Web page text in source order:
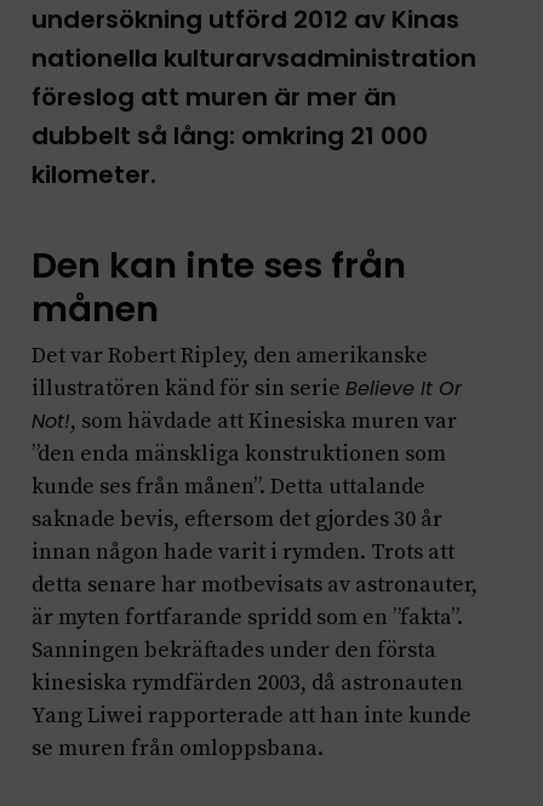
undersökning utförd 2012 av Kinas
nationella kulturarvsadministration
föreslog att muren är mer än
dubbelt så lång: omkring 21 000
kilometer.
Den kan inte ses från
månen
Det var Robert Ripley, den amerikanske
illustratören känd för sin serie Believe It Or
Not!, som hävdade att Kinesiska muren var
”den enda mänskliga konstruktionen som
kunde ses från månen”. Detta uttalande
saknade bevis, eftersom det gjordes 30 år
innan någon hade varit i rymden. Trots att
detta senare har motbevisats av astronauter,
är myten fortfarande spridd som en ”fakta”.
Sanningen bekräftades under den första
kinesiska rymdfärden 2003, då astronauten
Yang Liwei rapporterade att han inte kunde
se muren från omloppsbana.